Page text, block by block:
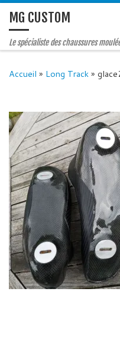
MG CUSTOM
Le spécialiste des chaussures
Accueil » Long Track»